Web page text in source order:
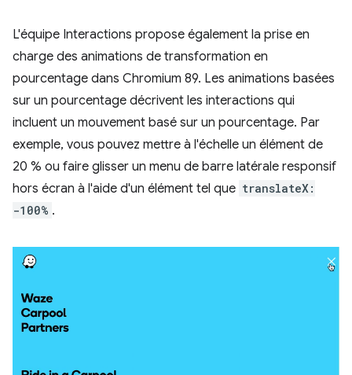
L'équipe Interactions propose également la prise en
charge des animations de transformation en
pourcentage dans Chromium 89. Les animations basées
sur un pourcentage décrivent les interactions qui
incluent un mouvement basé sur un pourcentage. Par
exemple, vous pouvez mettre à l'échelle un élément de
20 % ou faire glisser un menu de barre latérale responsif
hors écran à l'aide d'un élément tel que translateX:
-100% .